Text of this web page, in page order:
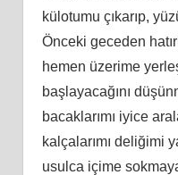
külotumu çıkarıp,
Önceki geceden
hemen üzerime
başlayacağını
bacaklarımı iyice
kalçalarımı deliğimi
usulca içime